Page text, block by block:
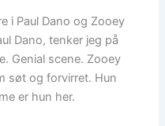
i Paul Dano og Zooey
Dano, tenker jeg på
Genial scene. Zooey
søt og forvirret. Hun
er hun her.